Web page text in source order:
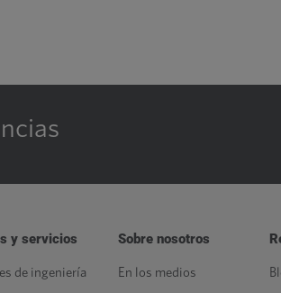
y servicios
de ingeniería
Sobre nosotros
En los medios